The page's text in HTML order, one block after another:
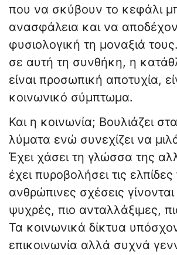
που να σκύβουν το κεφάλι
ανασφάλεια και να
φυσιολογική τη μοναξιά
σε αυτή τη συνθήκη, η
είναι προσωπική αποτυχία,
κοινωνικό σύμπτωμα.
Και η κοινωνία; Βουλιάζει
λύματα ενώ συνεχίζει να
Έχει χάσει τη γλώσσα της
έχει πυροβολήσει τις ελπίδες
ανθρώπινες σχέσεις
ψυχρές, πιο ανταλλάξιμες,
Τα κοινωνικά δίκτυα
επικοινωνία αλλά συχνά